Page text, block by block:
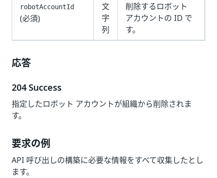
robotAccountId
(必須)
文
字
列
削除するロボット
アカウントの ID で
す。
応答
204 Success
指定したロボット アカウントが組織から削除されま
す。
要求の例
API 呼び出しの構築に必要な情報をすべて収集したとし
ます。